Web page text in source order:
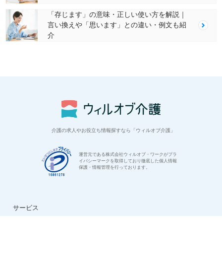
「存じます」の意味・正しい使い方を解説｜
言い換えや「思います」との違い・例文も紹
介
介護の求人やお役立ち情報探すなら「ウィルオブ介護」
運営元である株式会社ウィルオブ・ワークがプラ
イバシーマークを取得しており徹底した個人情報
保護・情報管理を行っております。
サービス